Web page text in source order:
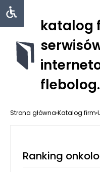
katalog
Strona główna›Katalog firm›
Ranking